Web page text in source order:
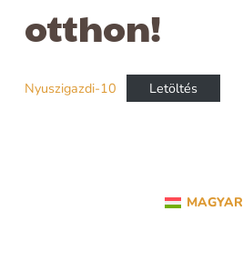
otthon!
Nyuszigazdi-10 Letöltés
MAGYAR